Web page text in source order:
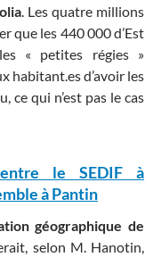
. Les quatre millions
que les 440 000 d’Est
« petites régies »
habitant.es d’avoir les
ce qui n’est pas le cas
le SEDIF à
à Pantin
géographique de
selon M. Hanotin,